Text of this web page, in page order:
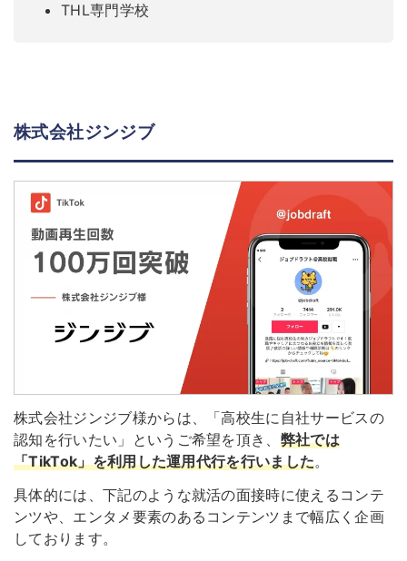
THL専門学校
株式会社ジンジブ
株式会社ジンジブ様からは、「高校生に自社サービスの
認知を行いたい」というご希望を頂き、 弊社では
「TikTok」を利用した運用代行を行いました。
具体的には、下記のような就活の面接時に使えるコンテ
ンツや、エンタメ要素のあるコンテンツまで幅広く企画
しております。